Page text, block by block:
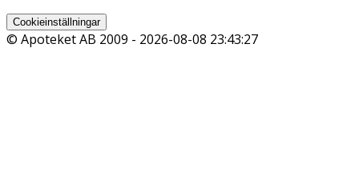
Cookieinställningar
© Apoteket AB 2009 - 2026-08-08 23:43:27